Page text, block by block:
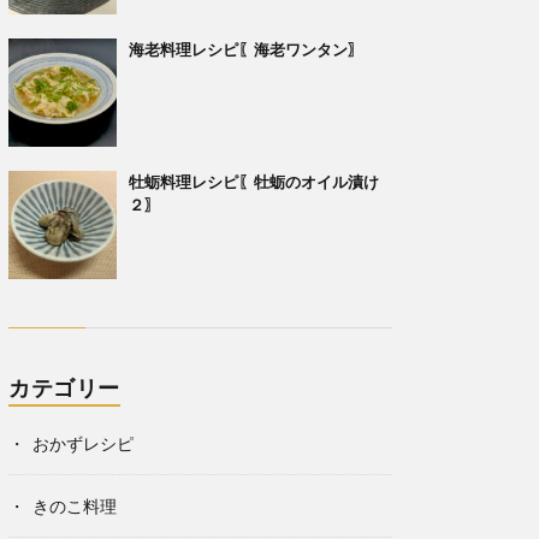
海老料理レシピ〖海老ワンタン〗
牡蛎料理レシピ〖牡蛎のオイル漬け
２〗
カテゴリー
おかずレシピ
きのこ料理